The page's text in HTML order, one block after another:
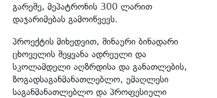
გარეშე, მეპატრონის 300 ლარით
დაჯარიმებას გამოიწვევს.
პროექტის მიხედვით, შინაური ბინადარი
ცხოველის შეყვანა ადრეული და
სკოლამდელი აღზრდისა და განათლების,
ზოგადსაგანმანათლებლო, უმაღლესი
საგანმანათლებლო და პროფესიული